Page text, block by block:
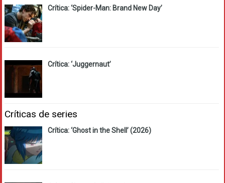
Crítica: ‘Spider-Man: Brand New Day’
Crítica: ‘Juggernaut’
Críticas de series
Crítica: ‘Ghost in the Shell’ (2026)